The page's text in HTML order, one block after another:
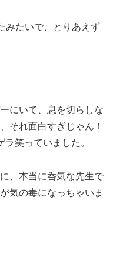
みたいで、とりあえず
にいて、息を切らしな
それ面白すぎじゃん！
笑っていました。
、本当に呑気な先生で
気の毒になっちゃいま